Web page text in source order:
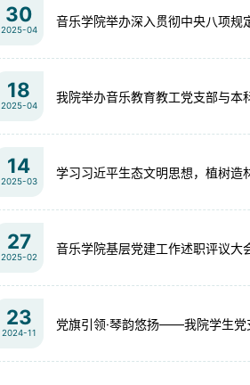
30
2025-04
音乐学院举办深入贯彻中央八项规
18
2025-04
我院举办音乐教育教工党支部与本
14
2025-03
学习习近平生态文明思想，植树
27
2025-02
音乐学院基层党建工作述职评议大
23
2024-11
党旗引领·琴韵悠扬——我院学生党